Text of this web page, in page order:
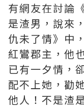
有網友在討論
是渣男，說來
仇未了情》中
紅鸞郡主，他
已有一夕情，
配不上她，勸
他人！不是渣